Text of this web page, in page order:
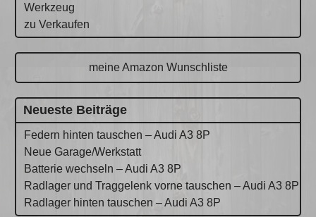
Werkzeug
zu Verkaufen
meine Amazon Wunschliste
Neueste Beiträge
Federn hinten tauschen – Audi A3 8P
Neue Garage/Werkstatt
Batterie wechseln – Audi A3 8P
Radlager und Traggelenk vorne tauschen – Audi A3 8P
Radlager hinten tauschen – Audi A3 8P